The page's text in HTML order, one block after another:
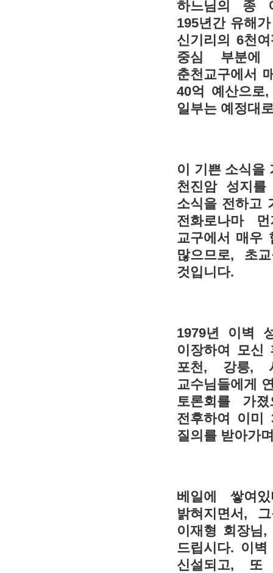
하느님의 종
195년간 유해
신기리의 6천
중심 부분에
춘천교구에서
40억 예산으로
일부는 예정대
이 기쁜 소식을
천진암 성지
소식을 전하고
전화로나마
교구에서 매우
많으므로, 초
것입니다.
1979년 이벽
이장하여 모신
포천, 강릉,
교수님들에게
토론회를 가
전후하여 이미
질의를 받아가
베일에 쌓여
밝혀지면서,
이재형 회장님
드립시다. 이
신설되고, 또